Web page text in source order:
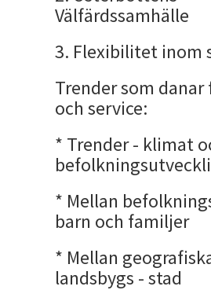
Välfärdssamhälle
3. Flexibilitet inom
Trender som
och service:
* Trender - klimat
* Mellan
barn och familjer
* Mellan
landsbygs - stad